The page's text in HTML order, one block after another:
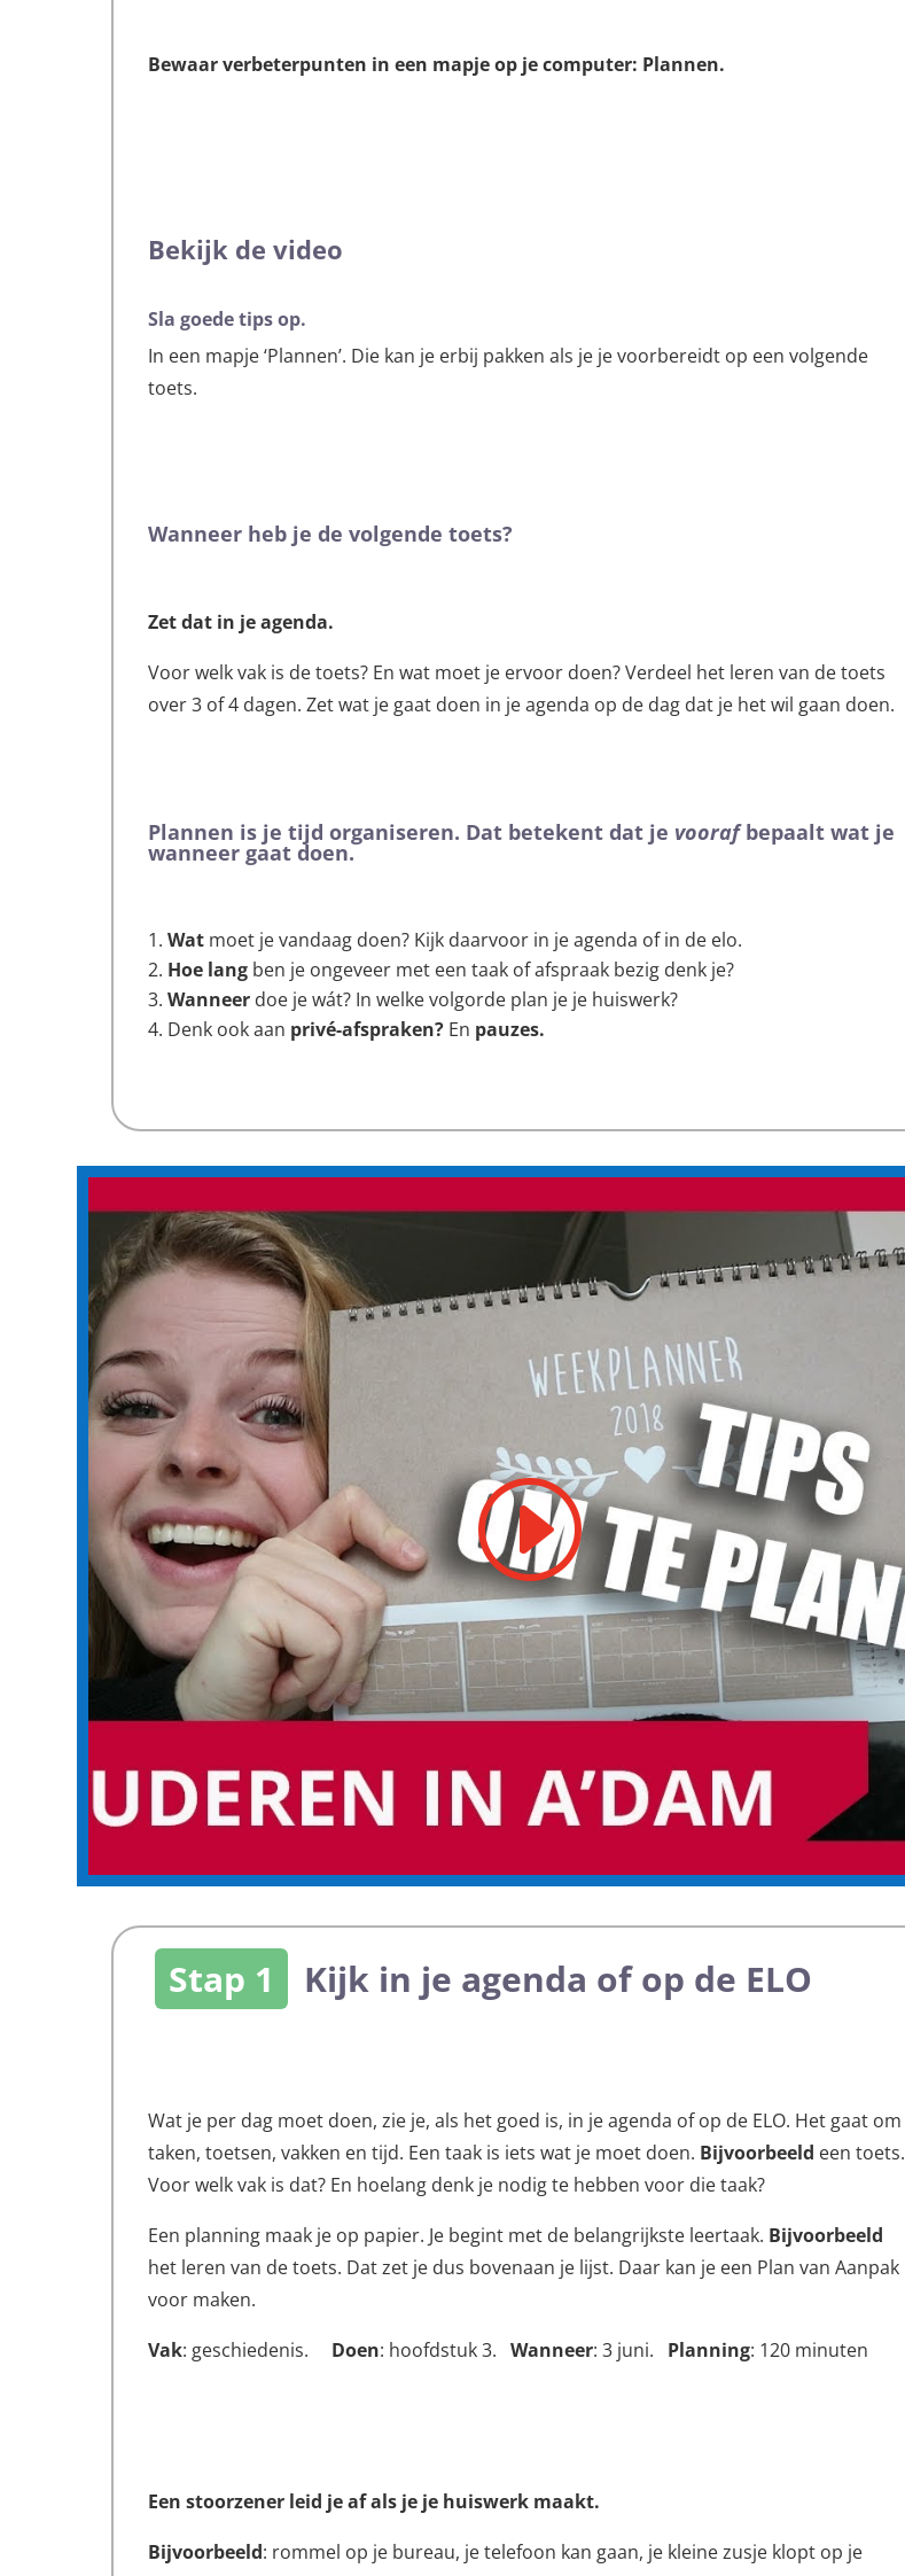
Bewaar verbeterpunten in een mapje op je computer: Plannen.
Bekijk de video
Sla goede tips op.
In een mapje ‘Plannen’. Die kan je erbij pakken als je je voorbereidt op een volgende
toets.
Wanneer heb je de volgende toets?
Zet dat in je agenda.
Voor welk vak is de toets? En wat moet je ervoor doen?Verdeel het leren van de toets
over 3 of 4 dagen. Zet wat je gaat doen in je agenda op de dag dat je het wil gaan doen.
Plannen is je tijd organiseren. Dat betekent dat je voorafbepaalt wat je
wanneer gaat doen.
Wat moet je vandaag doen? Kijk daarvoor in je agenda of in de elo.
Hoe lang ben je ongeveer met een taak of afspraak bezig denk je?
Wanneer doe je wát? In welke volgorde plan je je huiswerk?
Denk ook aan privé-afspraken? En pauzes.
Stap 1 Kijk in je agenda of op de ELO
Wat je per dag moet doen, zie je, als het goed is, in je agenda of op de ELO. Het gaat om
taken, toetsen, vakken en tijd. Een taak is iets wat je moet doen. Bijvoorbeeld een toets.
Voor welk vak is dat? En hoelang denk je nodig te hebben voor die taak?
Een planning maak je op papier. Je begint met de belangrijkste leertaak. Bijvoorbeeld
het leren van de toets. Dat zet je dus bovenaan je lijst. Daar kan je een Plan van Aanpak
voor maken.
Vak: geschiedenis. Doen: hoofdstuk 3.Wanneer: 3 juni. Planning: 120 minuten
Een stoorzener leid je af als je je huiswerk maakt.
Bijvoorbeeld: rommel op je bureau, je telefoon kan gaan, je kleine zusje klopt op je